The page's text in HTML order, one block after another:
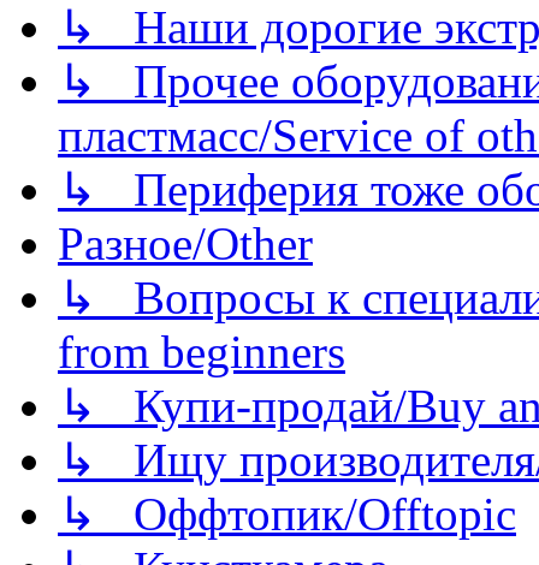
↳ Наши дорогие
↳ Прочее
пластмасс/Service of
↳ Периферия тоже
Разное/Other
↳ Вопросы к
from beginners
↳ Купи-продай/Buy
↳ Ищу
↳ Оффтопик/Offtopic